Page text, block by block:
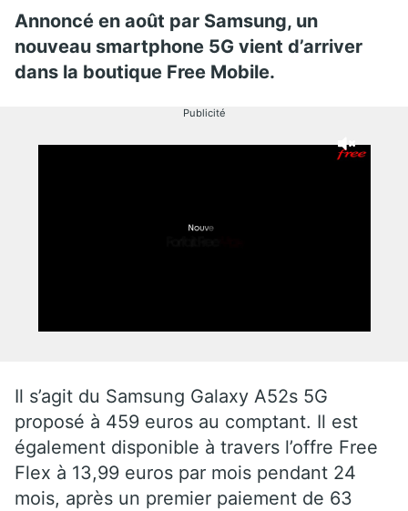
Annoncé en août par Samsung, un
nouveau smartphone 5G vient d’arriver
dans la boutique Free Mobile.
Publicité
Il s’agit du Samsung Galaxy A52s 5G
proposé à 459 euros au comptant. Il est
également disponible à travers l’offre Free
Flex à 13,99 euros par mois pendant 24
mois, après un premier paiement de 63